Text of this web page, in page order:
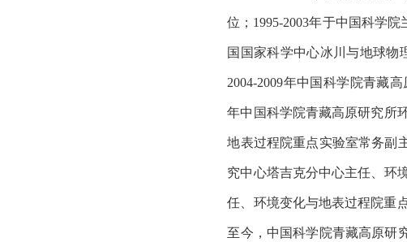
位； 1995-2003年于中国科学院
国国家科学中心冰川与地球物
2004-2009年中国科学院青藏高
年中国科学院青藏高原研究所
地表过程院重点实验室常务副
究中心塔吉克分中心主任、环
任、环境变化与地表过程院重
至今，中国科学院青藏高原研